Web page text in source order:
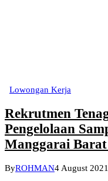
Lowongan Kerja
Rekrutmen
Pengelolaan
Manggarai
ByROHMAN4 August 2021